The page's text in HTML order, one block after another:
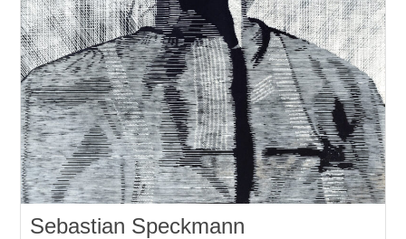
Sebastian Speckmann